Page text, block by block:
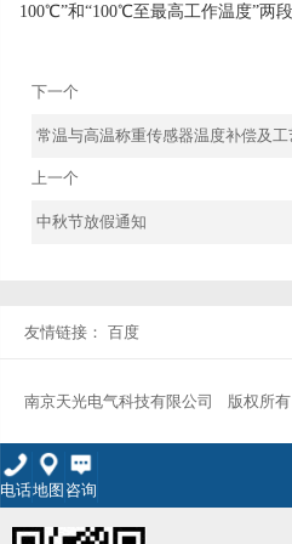
100℃”和“100℃至最高工作温度”两
下一个
常温与高温称重传感器温度补偿及工
上一个
中秋节放假通知
友情链接： 百度
南京天光电气科技有限公司 版权所
电话地图 咨询